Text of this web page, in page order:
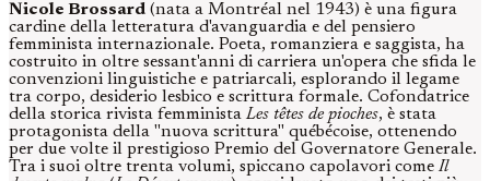
Nicole Brossard (nata a Montréal nel 1943) è una figura
cardine della letteratura d'avanguardia e del pensiero
femminista internazionale. Poeta, romanziera e saggista, ha
costruito in oltre sessant'anni di carriera un'opera che sfida le
convenzioni linguistiche e patriarcali, esplorando il legame
tra corpo, desiderio lesbico e scrittura formale. Cofondatrice
della storica rivista femminista Les têtes de pioches, è stata
protagonista della "nuova scrittura" québécoise, ottenendo
per due volte il prestigioso Premio del Governatore Generale.
Tra i suoi oltre trenta volumi, spiccano capolavori come Il